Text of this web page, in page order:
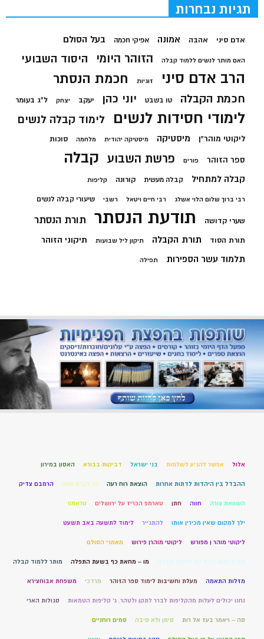
תגיות נבחרות
אדם סיני אהבה אמונה אפיקי חכמה בעל הסולם
האם מותר לנשים ללמוד קבלה הזוהר היומי היסוד השבועי
הרב אדם סיני זוגיות חכמת הנסתר
חכמת הקבלה טו בשבט יוני כהן יעקב יצחק ל"ג בעומר
לימודי חסידות לנשים לימוד קבלה לנשים
ליקוטי מוהר"ן מיסטיקה מיסטיקה יהודית מלחמה סוכות
ספר הזוהר פורים פרשת השבוע קבלה
קבלה למתחיל קבלה מעשית קורונה קליפות
רבי ברוך שלום הלוי אשלג רבי חיים ויטאל רשבי שיעורי קבלה לנשים
שערי קדושה תודעת הנסתר תורת הנסתר
תורת הסוד תורת הקבלה תיקון ליל שבועות תיקוני הזוהר
תלמוד עשר הספירות תפילה
אלול אפשר להגיע לשלמות בני ישראל דביקות בבורא האסון במירון
ההבדל בין היהדות לדתות אחרות הוצאת רוח רעה הר הבית מפה הרמבם צדיק
השוואת צורה חווה חתן טארמפ הכריז על ירושלים טראמפ
ילך למקום שאין מכירין אותו להתגייר לימוד לתשעה באב תשעט
ליקוטי מוהר ן מפורש ליקוטי מוהרן פירוש מאמרי הסולם
מדוע חטא גדול לא ללמוד קבלה מו – מחאת כף בשעת התפלה מותר ללמוד קבלה
מזלות התאמה מעלת וחשיבות לימוד ספר הזוהר מרדכי משפחת אבוחצירא
נחנו יכולים לעלות מהקליפות לברר לתקן ולטהר. ג' קליפות הטמאות סגולות הארי
סה – ויאמר בעז אל רות סימן ולא סיבה סמים רוחניים